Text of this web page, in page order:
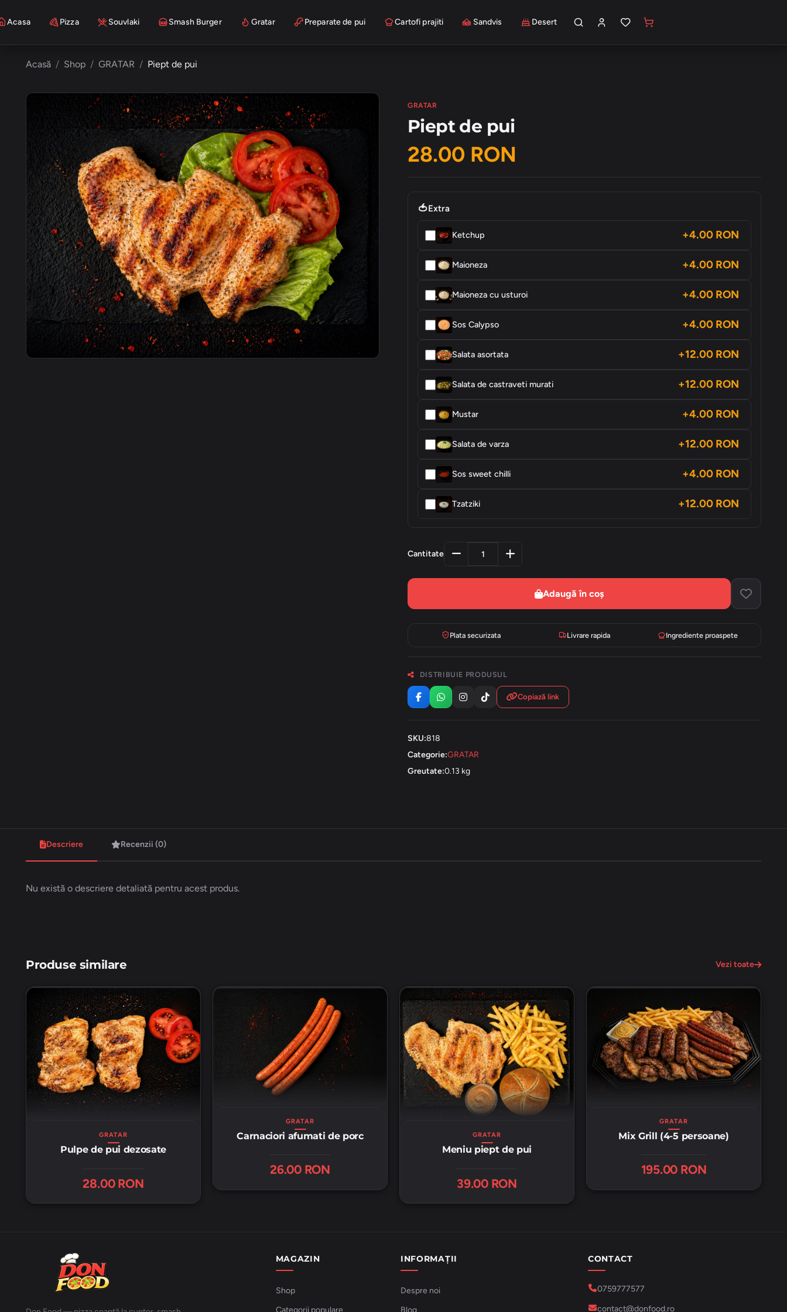
Acasa Pizza Souvlaki Smash Burger Gratar Preparate de pui Cartofi prajiti Sandvis Desert
Acasă Shop GRATAR Piept de pui
GRATAR
Piept de pui
28.00 RON
🍅Extra
Ketchup +4.00 RON
Maioneza +4.00 RON
Maioneza cu usturoi +4.00 RON
Sos Calypso +4.00 RON
Salata asortata +12.00 RON
Salata de castraveti murati +12.00 RON
Mustar +4.00 RON
Salata de varza +12.00 RON
Sos sweet chilli +4.00 RON
Tzatziki +12.00 RON
Cantitate
Adaugă în coș
Plata securizata Livrare rapida Ingrediente proaspete
DISTRIBUIE PRODUSUL
Copiază link
SKU:818
Categorie:GRATAR
Greutate:0.13 kg
Descriere Recenzii (0)
Nu există o descriere detaliată pentru acest produs.
Produse similare Vezi toate
GRATAR
Pulpe de pui dezosate
28.00 RON
GRATAR
Carnaciori afumati de porc
26.00 RON
GRATAR
Meniu piept de pui
39.00 RON
GRATAR
Mix Grill (4-5 persoane)
195.00 RON
MAGAZIN
Shop
INFORMAȚII
Despre noi
CONTACT
0759777577
contact@donfood.ro